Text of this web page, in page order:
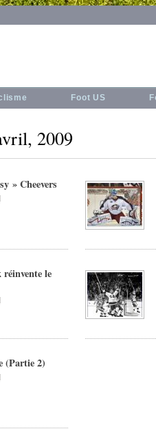
Foot US
2009
» Cheevers
le
(Partie 2)